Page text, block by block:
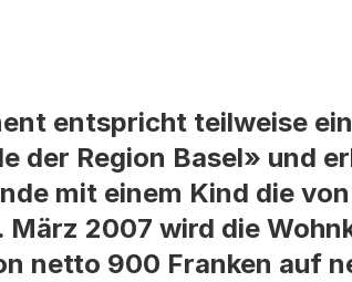
entspricht teilweise
der Region Basel» und
mit einem Kind die
2007 wird die
netto 900 Franken auf